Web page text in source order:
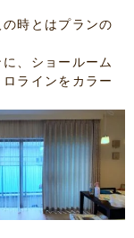
時とはプランの
、ショールーム
ラインをカラー